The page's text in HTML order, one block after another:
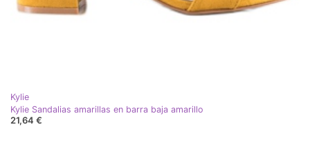
Kylie
Kylie Sandalias amarillas en barra baja amarillo
21,64 €